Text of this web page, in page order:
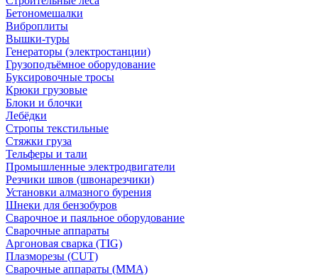
Бетономешалки
Виброплиты
Вышки-туры
Генераторы (электростанции)
Грузоподъёмное оборудование
Буксировочные тросы
Крюки грузовые
Блоки и блочки
Лебёдки
Стропы текстильные
Стяжки груза
Тельферы и тали
Промышленные электродвигатели
Резчики швов (швонарезчики)
Установки алмазного бурения
Шнеки для бензобуров
Сварочное и паяльное оборудование
Сварочные аппараты
Аргоновая сварка (TIG)
Плазморезы (CUT)
Сварочные аппараты (MMA)